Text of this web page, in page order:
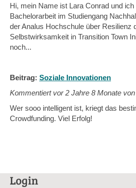
Hi, mein Name ist Lara Conrad und
Bachelorarbeit im Studiengang
der Analus Hochschule über Resilienz
Selbstwirksamkeit in Transition Town
noch...
Beitrag: Soziale Innovationen
Kommentiert vor2 Jahre 8 Monate
Wer sooo intelligent ist, kriegt das
Crowdfunding. Viel Erfolg!
Login